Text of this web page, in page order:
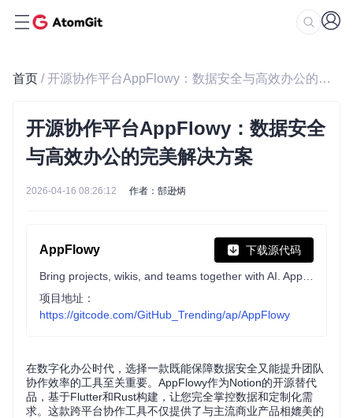
首页 / 开源协作平台AppFlowy：数据安全与高效办公的完美解决方案
开源协作平台AppFlowy：数据安全
与高效办公的完美解决方案
2026-04-16 08:26:12 作者：郜逊炳
AppFlowy 下载源代码
项目地址：
https://gitcode.com/GitHub_Trending/ap/AppFlowy
在数字化办公时代，选择一款既能保障数据安全又能提升团队
协作效率的工具至关重要。AppFlowy作为Notion的开源替代
品，基于Flutter和Rust构建，让您完全掌控数据和定制化需
求。这款跨平台协作工具不仅提供了与主流商业产品相媲美的